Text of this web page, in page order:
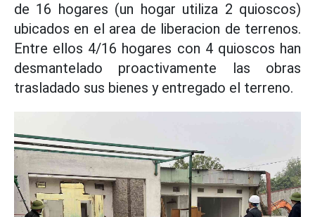
de 16 hogares (un hogar utiliza 2 quioscos)
ubicados en el area de liberacion de terrenos.
Entre ellos 4/16 hogares con 4 quioscos han
desmantelado proactivamente las obras
trasladado sus bienes y entregado el terreno.